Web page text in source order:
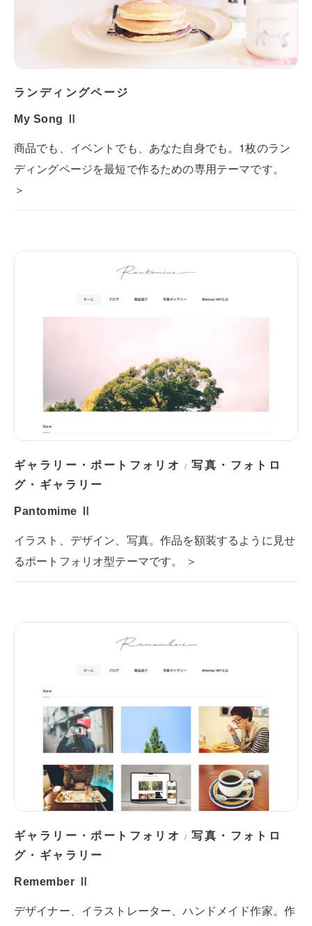
ランディングページ
My Song Ⅱ
商品でも、イベントでも、あなた自身でも。1枚のラン
ディングページを最短で作るための専用テーマです。
＞
ギャラリー・ポートフォリオ /写真・フォトロ
グ・ギャラリー
Pantomime Ⅱ
イラスト、デザイン、写真。作品を額装するように見せ
るポートフォリオ型テーマです。 ＞
ギャラリー・ポートフォリオ /写真・フォトロ
グ・ギャラリー
Remember Ⅱ
デザイナー、イラストレーター、ハンドメイド作家。作